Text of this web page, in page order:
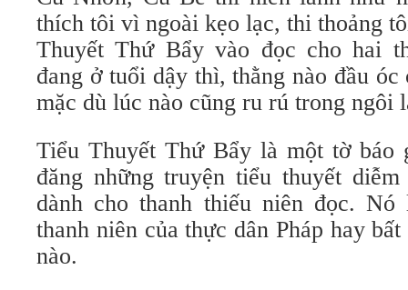
thích tôi vì ngoài kẹo lạc, thi thoảng
Thuyết Thứ Bẩy vào đọc cho hai
đang ở tuổi dậy thì, thằng nào đầu
mặc dù lúc nào cũng ru rú trong ngôi
Tiểu Thuyết Thứ Bẩy là một tờ báo
đăng những truyện tiểu thuyết
dành cho thanh thiếu niên đọc.
thanh niên của thực dân Pháp hay
nào.